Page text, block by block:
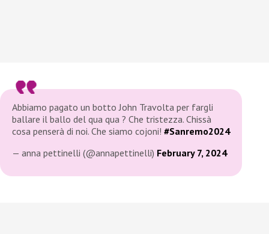
Abbiamo pagato un botto John Travolta per fargli
ballare il ballo del qua qua ? Che tristezza. Chissà
cosa penserà di noi. Che siamo cojoni! #Sanremo2024
— anna pettinelli (@annapettinelli) February 7, 2024